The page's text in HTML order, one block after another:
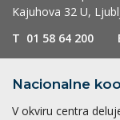
Kajuhova 32 U,
T 01 58 64 200
Nacionalne
V okviru centra